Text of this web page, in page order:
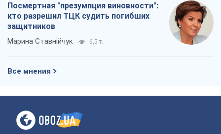
Посмертная "презумпция виновности":
кто разрешил ТЦК судить погибших
защитников
Марина Ставнійчук 6,5 т.
Все мнения